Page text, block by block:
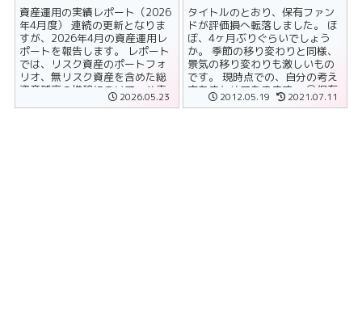
資産運用の実績レポート（2026
年4月度） 連続の更新となりま
すが、2026年4月の資産運用レ
ポートを報告します。 レポート
では、リスク資産のポートフォ
リオ、無リスク資産を含めた総
資産残高の推移について、公表
しています。 リスク資産の......
2026.05.23
タイトルのとおり、保有ファン
ドが評価損へ転落しました。 ほ
ぼ、4ヶ月ぶりぐらいでしょう
か。 季節の移り変わりと同様、
景気の移り変わりも激しいもの
です。 現時点での、自分の考え
方をまとめておきます。 ①保有
ファンドについて......
2012.05.19 2021.07.11